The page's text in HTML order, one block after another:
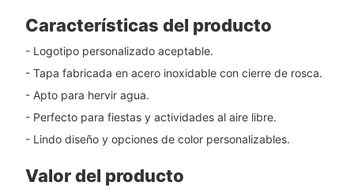
Características del producto
- Logotipo personalizado aceptable.
- Tapa fabricada en acero inoxidable con cierre de rosca.
- Apto para hervir agua.
- Perfecto para fiestas y actividades al aire libre.
- Lindo diseño y opciones de color personalizables.
Valor del producto